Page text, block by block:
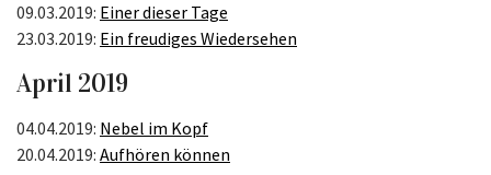
09.03.2019: Einer dieser Tage
23.03.2019: Ein freudiges Wiedersehen
April 2019
04.04.2019: Nebel im Kopf
20.04.2019: Aufhören können